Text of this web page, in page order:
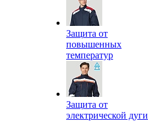
Защита от
повышенных
температур
Защита от
электрической дуги